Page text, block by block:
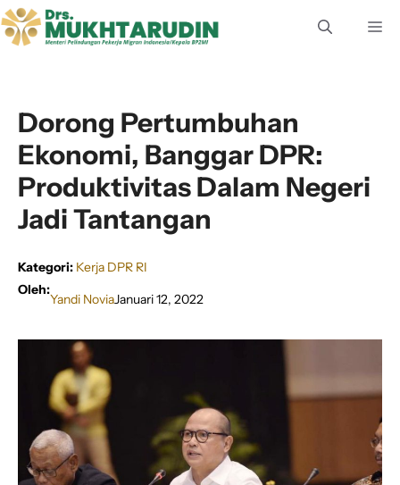
Langsung
ke
Dorong Pertumbuhan
Ekonomi, Banggar DPR:
Produktivitas Dalam Negeri
Jadi Tantangan
Kategori: Kerja DPR RI
Oleh:
Yandi NoviaJanuari 12, 2022